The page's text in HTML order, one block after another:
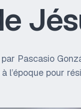
Pascasio
l’époque pour